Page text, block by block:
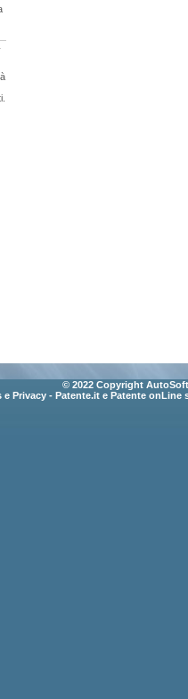
© 2022 Copyright
e Privacy - Patente.it e Patente onLine